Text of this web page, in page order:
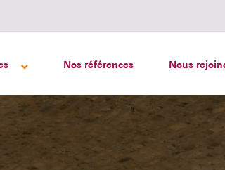
Nos références Nous